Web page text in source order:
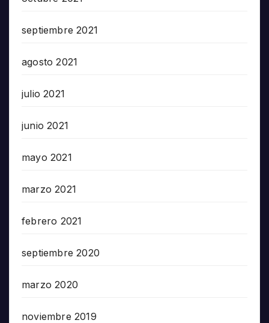
septiembre 2021
agosto 2021
julio 2021
junio 2021
mayo 2021
marzo 2021
febrero 2021
septiembre 2020
marzo 2020
noviembre 2019